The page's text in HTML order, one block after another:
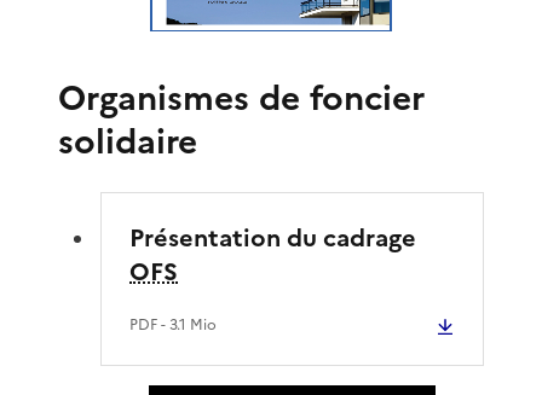
Organismes de foncier
solidaire
Présentation du cadrage
OFS
PDF- 3.1 Mio